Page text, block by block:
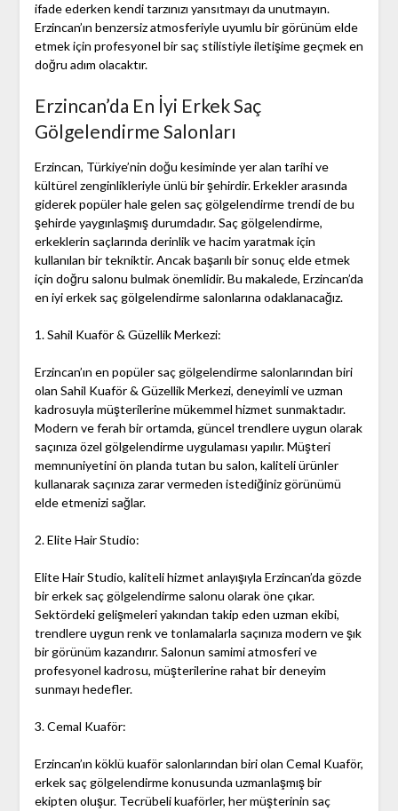
ifade ederken kendi tarzınızı yansıtmayı da unutmayın.
Erzincan’ın benzersiz atmosferiyle uyumlu bir görünüm elde
etmek için profesyonel bir saç stilistiyle iletişime geçmek en
doğru adım olacaktır.
Erzincan’da En İyi Erkek Saç
Gölgelendirme Salonları
Erzincan, Türkiye’nin doğu kesiminde yer alan tarihi ve
kültürel zenginlikleriyle ünlü bir şehirdir. Erkekler arasında
giderek popüler hale gelen saç gölgelendirme trendi de bu
şehirde yaygınlaşmış durumdadır. Saç gölgelendirme,
erkeklerin saçlarında derinlik ve hacim yaratmak için
kullanılan bir tekniktir. Ancak başarılı bir sonuç elde etmek
için doğru salonu bulmak önemlidir. Bu makalede, Erzincan’da
en iyi erkek saç gölgelendirme salonlarına odaklanacağız.
1. Sahil Kuaför & Güzellik Merkezi:
Erzincan’ın en popüler saç gölgelendirme salonlarından biri
olan Sahil Kuaför & Güzellik Merkezi, deneyimli ve uzman
kadrosuyla müşterilerine mükemmel hizmet sunmaktadır.
Modern ve ferah bir ortamda, güncel trendlere uygun olarak
saçınıza özel gölgelendirme uygulaması yapılır. Müşteri
memnuniyetini ön planda tutan bu salon, kaliteli ürünler
kullanarak saçınıza zarar vermeden istediğiniz görünümü
elde etmenizi sağlar.
2. Elite Hair Studio:
Elite Hair Studio, kaliteli hizmet anlayışıyla Erzincan’da gözde
bir erkek saç gölgelendirme salonu olarak öne çıkar.
Sektördeki gelişmeleri yakından takip eden uzman ekibi,
trendlere uygun renk ve tonlamalarla saçınıza modern ve şık
bir görünüm kazandırır. Salonun samimi atmosferi ve
profesyonel kadrosu, müşterilerine rahat bir deneyim
sunmayı hedefler.
3. Cemal Kuaför:
Erzincan’ın köklü kuaför salonlarından biri olan Cemal Kuaför,
erkek saç gölgelendirme konusunda uzmanlaşmış bir
ekipten oluşur. Tecrübeli kuaförler, her müşterinin saç